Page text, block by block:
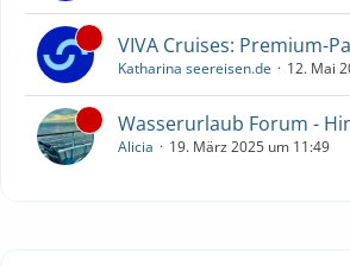
VIVA Cruises: Premium-
Katharina seereisen.de 12. Mai
Wasserurlaub Forum -
Alicia 19. März 2025 um 11:49